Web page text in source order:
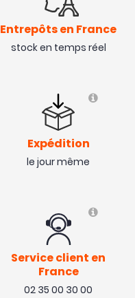
Entrepôts en France
stock en temps réel
Expédition
le jour même
Service client en
France
02 35 00 30 00